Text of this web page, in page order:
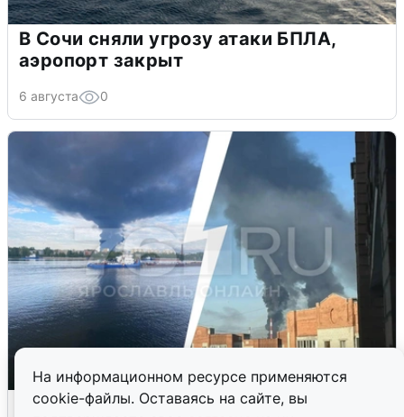
На информационном ресурсе применяются
cookie-файлы. Оставаясь на сайте, вы
В Сочи сняли угрозу атаки БПЛА,
аэропорт закрыт
6 августа 0
Ночная атака БПЛА на Ярославль: